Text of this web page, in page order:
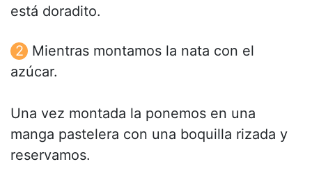
está doradito.
Mientras montamos la nata con el
azúcar.
Una vez montada la ponemos en una
manga pastelera con una boquilla rizada y
reservamos.